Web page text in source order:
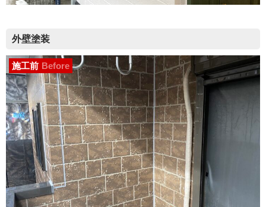
外壁塗装
施工前 Before